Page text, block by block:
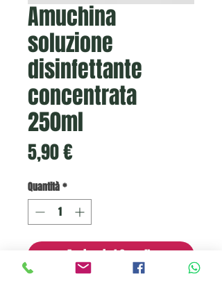
Amuchina
soluzione
disinfettante
concentrata
250ml
5,90 €Prezzo
Quantità*
Aggiungi al Carrello